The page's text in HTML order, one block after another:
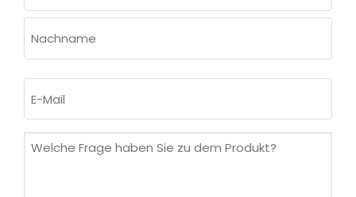
Vorname
Mail
Welche